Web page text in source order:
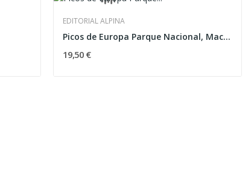
EDITORIAL ALPINA
Picos de Europa Parque Nacional, Macizo...
19,50 €